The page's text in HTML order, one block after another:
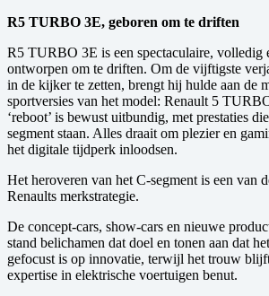
R5 TURBO 3E, geboren om te driften
R5 TURBO 3E is een spectaculaire, volledig
ontworpen om te driften. Om de vijftigste
in de kijker te zetten, brengt hij hulde aan de
sportversies van het model: Renault 5
‘reboot’ is bewust uitbundig, met prestaties
segment staan. Alles draait om plezier en
het digitale tijdperk inloodsen.
Het heroveren van het C-segment is een van
Renaults merkstrategie.
De concept-cars, show-cars en nieuwe
stand belichamen dat doel en tonen aan dat
gefocust is op innovatie, terwijl het trouw
expertise in elektrische voertuigen benut.